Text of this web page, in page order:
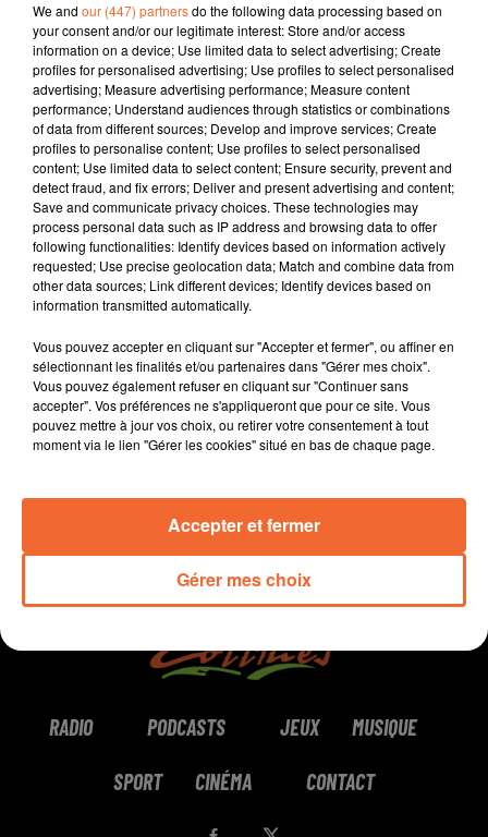
coup de coeur cinéma
13 mai 2026 - 2 min 5 sec
LA VÉNUS ÉLECTRIQUE
David Puaud
Coup de coeur cinéma
Chaque mercredi, dans notre Actu Ciné à 17h15,
Morgan Rassinoux, programmateur au Fauteuil Rouge
à Bressuire, vous propose son coup de coeur.
0:00 2 min 5 sec
RADIO PODCASTS JEUX MUSIQUE
SPORT CINÉMA CONTACT
We and our (447) partnersdo the following data processing based on
your consent and/or our legitimate interest: Store and/or access
information on a device; Use limited data to select advertising; Create
profiles for personalised advertising; Use profiles to select personalised
advertising; Measure advertising performance; Measure content
performance; Understand audiences through statistics or combinations
of data from different sources; Develop and improve services; Create
profiles to personalise content; Use profiles to select personalised
content; Use limited data to select content; Ensure security, prevent and
detect fraud, and fix errors; Deliver and present advertising and content;
Save and communicate privacy choices. These technologies may
process personal data such as IP address and browsing data to offer
following functionalities: Identify devices based on information actively
requested; Use precise geolocation data; Match and combine data from
other data sources; Link different devices; Identify devices based on
information transmitted automatically.
Vous pouvez accepter en cliquant sur "Accepter et fermer", ou affiner en
sélectionnant les finalités et/ou partenaires dans "Gérer mes choix".
Vous pouvez également refuser en cliquant sur "Continuer sans
accepter". Vos préférences ne s'appliqueront que pour ce site. Vous
pouvez mettre à jour vos choix, ou retirer votre consentement à tout
moment via le lien "Gérer les cookies" situé en bas de chaque page.
Gérer mes choix
Accepter et fermer